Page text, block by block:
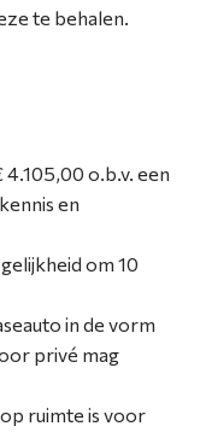
te behalen.
4.105,00 o.b.v. een
en
om 10
in de vorm
privé mag
ruimte is voor